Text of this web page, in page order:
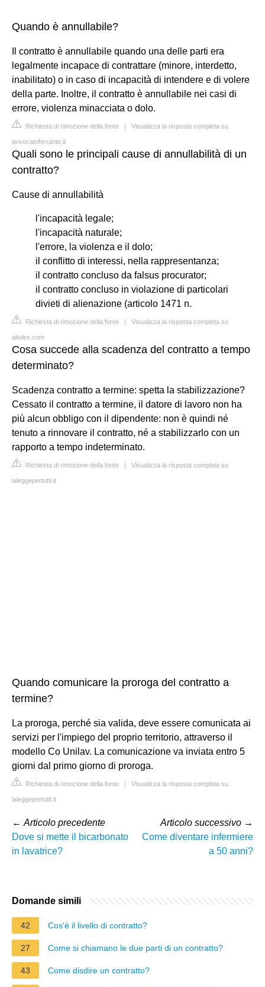
Quando è annullabile?
Il contratto è annullabile quando una delle parti era
legalmente incapace di contrattare (minore, interdetto,
inabilitato) o in caso di incapacità di intendere e di volere
della parte. Inoltre, il contratto è annullabile nei casi di
errore, violenza minacciata o dolo.
Richiesta di rimozione della fonte | Visualizza la risposta completa su
avvocatoferrante.it
Quali sono le principali cause di annullabilità di un
contratto?
Cause di annullabilità
l'incapacità legale;
l'incapacità naturale;
l'errore, la violenza e il dolo;
il conflitto di interessi, nella rappresentanza;
il contratto concluso da falsus procurator;
il contratto concluso in violazione di particolari
divieti di alienazione (articolo 1471 n.
Richiesta di rimozione della fonte | Visualizza la risposta completa su
altalex.com
Cosa succede alla scadenza del contratto a tempo
determinato?
Scadenza contratto a termine: spetta la stabilizzazione?
Cessato il contratto a termine, il datore di lavoro non ha
più alcun obbligo con il dipendente: non è quindi né
tenuto a rinnovare il contratto, né a stabilizzarlo con un
rapporto a tempo indeterminato.
Richiesta di rimozione della fonte | Visualizza la risposta completa su
laleggepertutti.it
Quando comunicare la proroga del contratto a
termine?
La proroga, perché sia valida, deve essere comunicata ai
servizi per l'impiego del proprio territorio, attraverso il
modello Co Unilav. La comunicazione va inviata entro 5
giorni dal primo giorno di proroga.
Richiesta di rimozione della fonte | Visualizza la risposta completa su
laleggepertutti.it
← Articolo precedente
Dove si mette il bicarbonato
in lavatrice?
Articolo successivo →
Come diventare infermiere
a 50 anni?
Domande simili
42 Cos'è il livello di contratto?
27 Come si chiamano le due parti di un contratto?
43 Come disdire un contratto?